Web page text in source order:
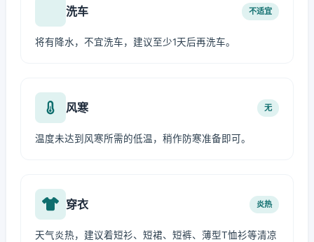
洗车 不适宜
将有降水，不宜洗车，建议至少1天后再洗车。
风寒 无
温度未达到风寒所需的低温，稍作防寒准备即可。
穿衣 炎热
天气炎热，建议着短衫、短裙、短裤、薄型T恤衫等清凉